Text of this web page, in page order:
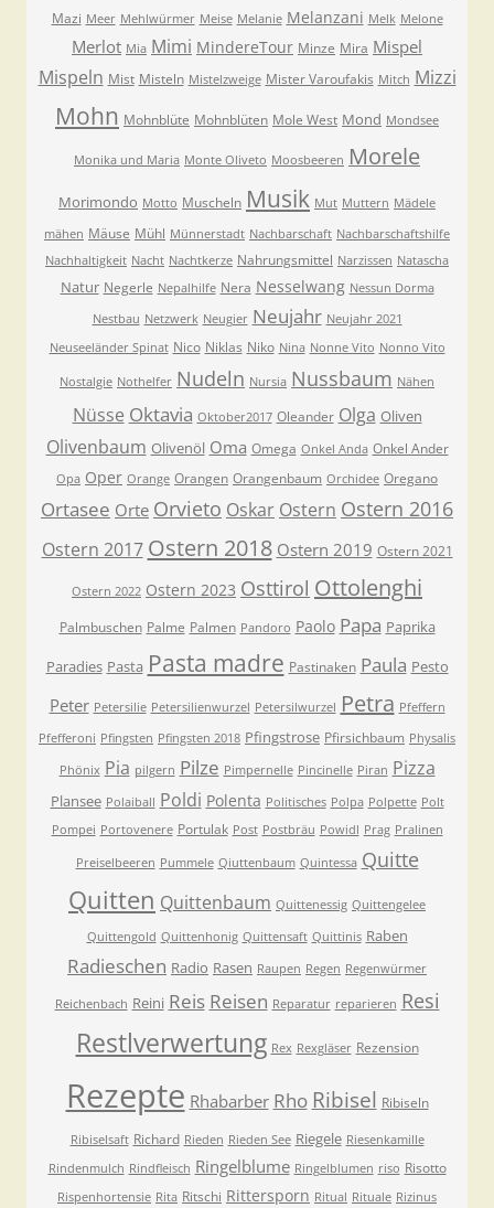
Mazi Meer Mehlwürmer Meise Melanie Melanzani Melk Melone
Merlot Mia Mimi MindereTour Minze Mira Mispel
Mispeln Mist Misteln Mistelzweige Mister Varoufakis Mitch Mizzi
Mohn Mohnblüte Mohnblüten Mole West Mond Mondsee
Monika und Maria Monte Oliveto Moosbeeren Morele
Morimondo Motto Muscheln Musik Mut Muttern Mädele
mähen Mäuse Mühl Münnerstadt Nachbarschaft Nachbarschaftshilfe
Nachhaltigkeit Nacht Nachtkerze Nahrungsmittel Narzissen Natascha
Natur Negerle Nepalhilfe Nera Nesselwang Nessun Dorma
Nestbau Netzwerk Neugier Neujahr Neujahr 2021
Neuseeländer Spinat Nico Niklas Niko Nina Nonne Vito Nonno Vito
Nostalgie Nothelfer Nudeln Nursia Nussbaum Nähen
Nüsse Oktavia Oktober2017 Oleander Olga Oliven
Olivenbaum Olivenöl Oma Omega Onkel Anda Onkel Ander
Opa Oper Orange Orangen Orangenbaum Orchidee Oregano
Ortasee Orte Orvieto Oskar Ostern Ostern 2016
Ostern 2017 Ostern 2018 Ostern 2019 Ostern 2021
Ostern 2022 Ostern 2023 Osttirol Ottolenghi
Palmbuschen Palme Palmen Pandoro Paolo Papa Paprika
Paradies Pasta Pasta madre Pastinaken Paula Pesto
Peter Petersilie Petersilienwurzel Petersilwurzel Petra Pfeffern
Pfefferoni Pfingsten Pfingsten 2018 Pfingstrose Pfirsichbaum Physalis
Phönix Pia pilgern Pilze Pimpernelle Pincinelle Piran Pizza
Plansee Polaiball Poldi Polenta Politisches Polpa Polpette Polt
Pompei Portovenere Portulak Post Postbräu Powidl Prag Pralinen
Preiselbeeren Pummele Qiuttenbaum Quintessa Quitte
Quitten Quittenbaum Quittenessig Quittengelee
Quittengold Quittenhonig Quittensaft Quittinis Raben
Radieschen Radio Rasen Raupen Regen Regenwürmer
Reichenbach Reini Reis Reisen Reparatur reparieren Resi
Restlverwertung Rex Rexgläser Rezension
Rezepte Rhabarber Rho Ribisel Ribiseln
Ribiselsaft Richard Rieden Rieden See Riegele Riesenkamille
Rindenmulch Rindfleisch Ringelblume Ringelblumen riso Risotto
Rispenhortensie Rita Ritschi Rittersporn Ritual Rituale Rizinus